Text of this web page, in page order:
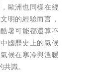
歐洲也同樣在經
明的經驗而言，
暑可能都還算不
國歷史上的氣候
候在寒冷與溫暖
識。